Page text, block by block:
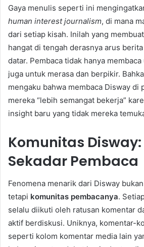
Gaya menulis seperti ini
human interest journalism, di mana
dari setiap kisah. Inilah yang
hangat di tengah derasnya arus
datar. Pembaca tidak hanya
juga untuk merasa dan berpikir.
mengaku bahwa membaca Disway di
mereka “lebih semangat bekerja”
insight baru yang tidak mereka
Komunitas
Sekadar Pembaca
Fenomena menarik dari Disway
tetapi komunitas pembacanya.
selalu diikuti oleh ratusan komentar
aktif berdiskusi. Uniknya, komentar-
seperti kolom komentar media lain